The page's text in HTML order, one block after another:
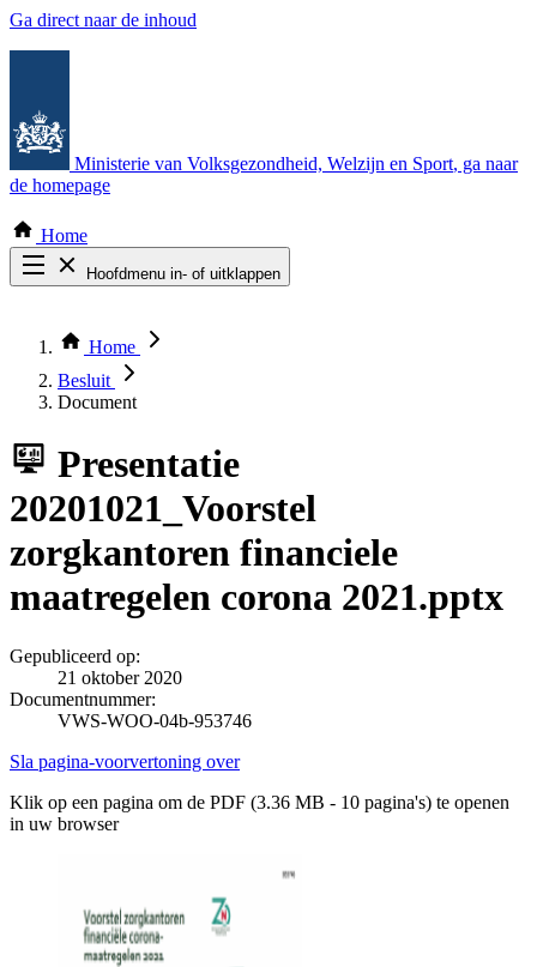
Ga direct naar de inhoud
Ministerie van Volksgezondheid, Welzijn en Sport, ga naar
de homepage
Home
Hoofdmenu in- of uitklappen
Thema COVID-19
Bekijk per bestuursorgaan
Home
Besluit
Document
Presentatie
20201021_Voorstel
zorgkantoren financiele
maatregelen corona 2021.pptx
Gepubliceerd op:
21 oktober 2020
Documentnummer:
VWS-WOO-04b-953746
Sla pagina-voorvertoning over
Klik op een pagina om de PDF (3.36 MB - 10 pagina's) te openen
in uw browser